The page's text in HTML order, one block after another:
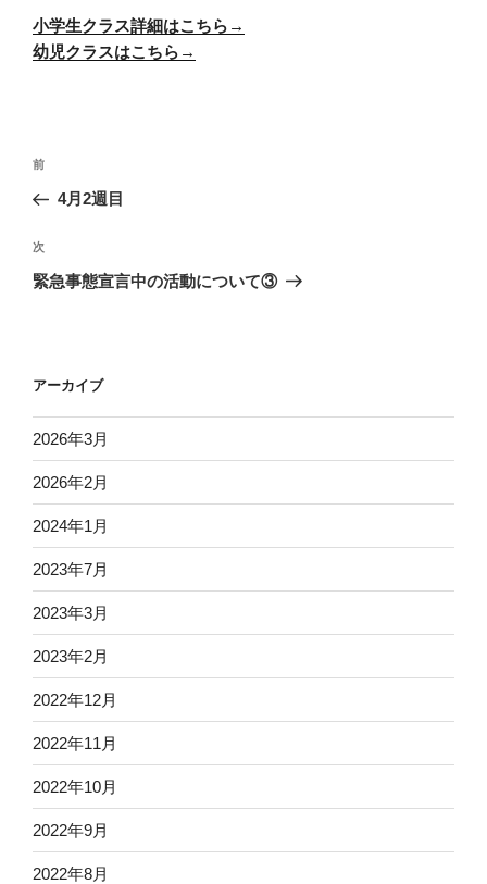
小学生クラス詳細はこちら→
幼児クラスはこちら→
投
ナ
ビ
ゲ
ン
前
の
稿
前
4月2週目
次
の
次
緊急事態宣言中の活動について③
アーカイブ
2026年3月
2026年2月
2024年1月
2023年7月
2023年3月
2023年2月
2022年12月
2022年11月
2022年10月
2022年9月
2022年8月